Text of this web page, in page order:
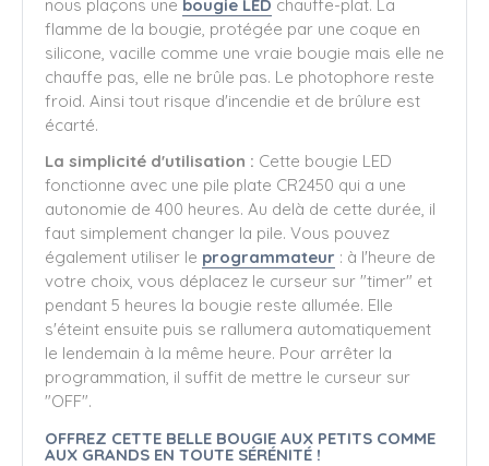
nous plaçons une bougie LED chauffe-plat. La
flamme de la bougie, protégée par une coque en
silicone, vacille comme une vraie bougie mais elle ne
chauffe pas, elle ne brûle pas. Le photophore reste
froid. Ainsi tout risque d'incendie et de brûlure est
écarté.
La simplicité d'utilisation : Cette bougie LED
fonctionne avec une pile plate CR2450 qui a une
autonomie de 400 heures. Au delà de cette durée, il
faut simplement changer la pile. Vous pouvez
également utiliser le programmateur : à l'heure de
votre choix, vous déplacez le curseur sur "timer" et
pendant 5 heures la bougie reste allumée. Elle
s'éteint ensuite puis se rallumera automatiquement
le lendemain à la même heure. Pour arrêter la
programmation, il suffit de mettre le curseur sur
"OFF".
OFFREZ CETTE BELLE BOUGIE AUX PETITS COMME
AUX GRANDS EN TOUTE SÉRÉNITÉ !